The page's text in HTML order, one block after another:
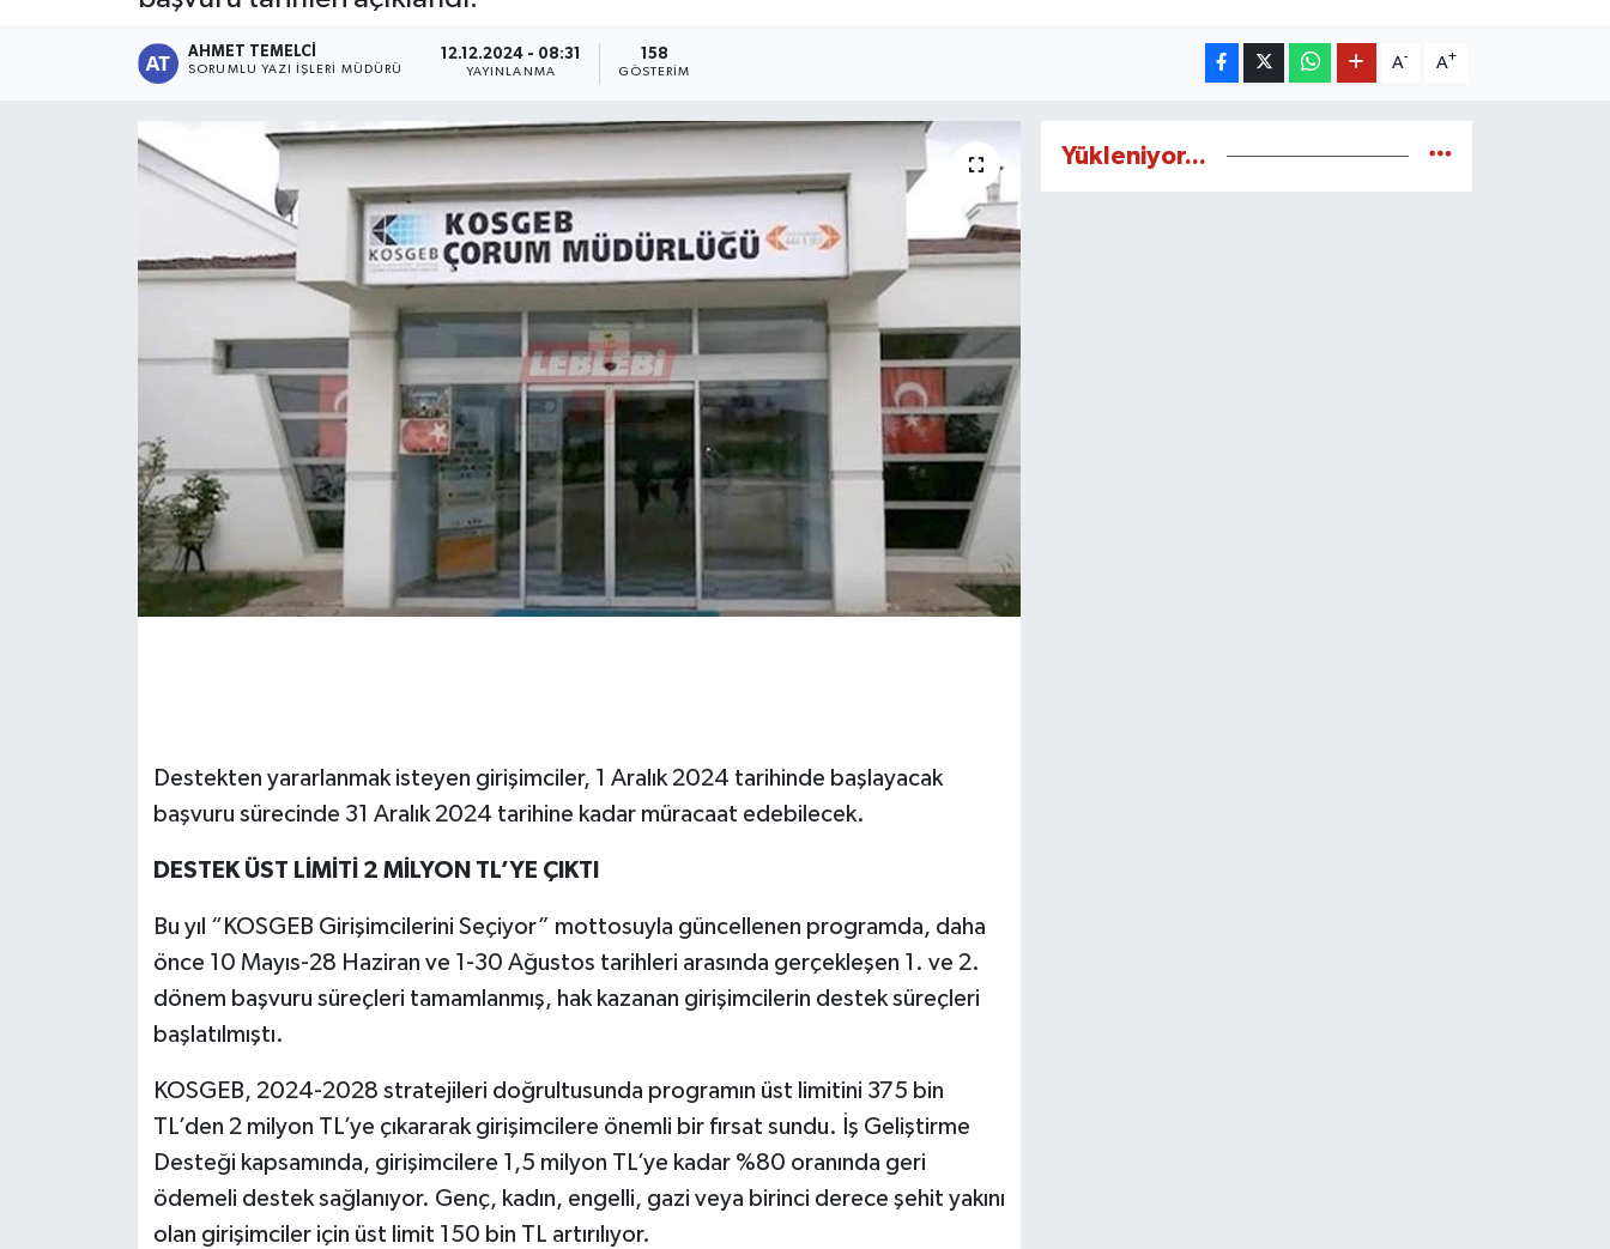
AHMET TEMELCI
SORUMLU YAZI İŞLERI MÜDÜRÜ
12.12.2024 - 08:31
YAYINLANMA
158
GÖSTERIM
A- A+
Destekten yararlanmak isteyen girişimciler, 1 Aralık 2024 tarihinde başlayacak
başvuru sürecinde 31 Aralık 2024 tarihine kadar müracaat edebilecek.
DESTEK ÜST LİMİTİ 2 MİLYON TL’YE ÇIKTI
Bu yıl “KOSGEB Girişimcilerini Seçiyor” mottosuyla güncellenen programda, daha
önce 10 Mayıs-28 Haziran ve 1-30 Ağustos tarihleri arasında gerçekleşen 1. ve 2.
dönem başvuru süreçleri tamamlanmış, hak kazanan girişimcilerin destek süreçleri
başlatılmıştı.
KOSGEB, 2024-2028 stratejileri doğrultusunda programın üst limitini 375 bin
TL’den 2 milyon TL’ye çıkararak girişimcilere önemli bir fırsat sundu. İş Geliştirme
Desteği kapsamında, girişimcilere 1,5 milyon TL’ye kadar %80 oranında geri
ödemeli destek sağlanıyor. Genç, kadın, engelli, gazi veya birinci derece şehit yakını
olan girişimciler için üst limit 150 bin TL artırılıyor.
Yükleniyor...